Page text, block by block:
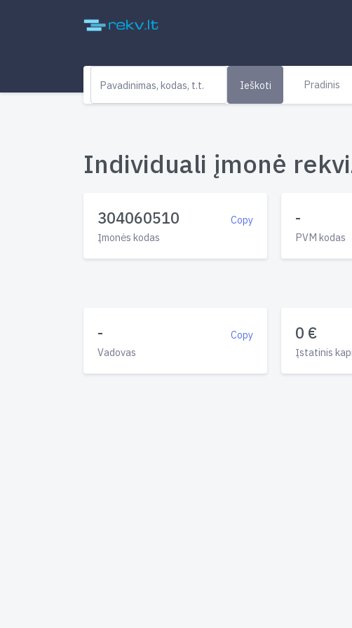
Ieškoti Pradinis
Individuali įmonė
Copy
304060510
Įmonės kodas
-
PVM kodas
Copy
-
Vadovas
0 €
Įstatinis